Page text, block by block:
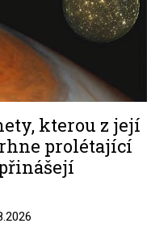
kterou z její
prolétající